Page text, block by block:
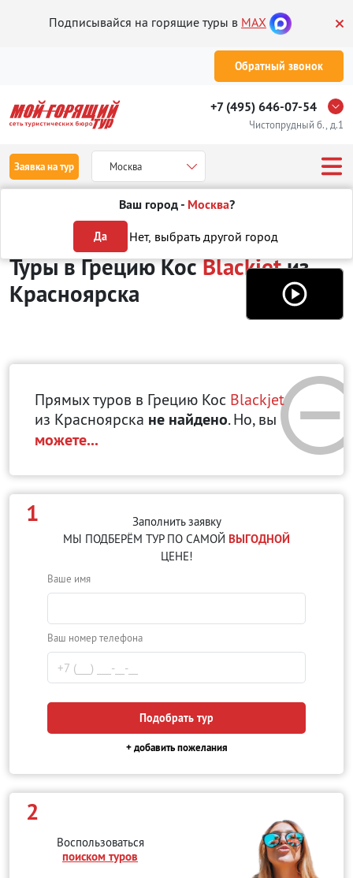
Подписывайся на горящие туры в MAX
Обратный звонок
+7 (495) 646-07-54
Чистопрудный б., д.1
Заявка на тур Москва
Ваш город - Москва?
Да Нет, выбрать другой город
Отдых в Греции о. Кос
Туры в Грецию КосBlackjetиз
Красноярска
Прямых туров в Грецию Кос Blackjet
из Красноярска не найдено. Но, вы
можете...
1
Заполнить заявку
МЫ ПОДБЕРЁМ ТУР ПО САМОЙ ВЫГОДНОЙ
ЦЕНЕ!
Ваше имя
Ваш номер телефона
Подобрать тур
+ добавить пожелания
2
Воспользоваться
поиском туров